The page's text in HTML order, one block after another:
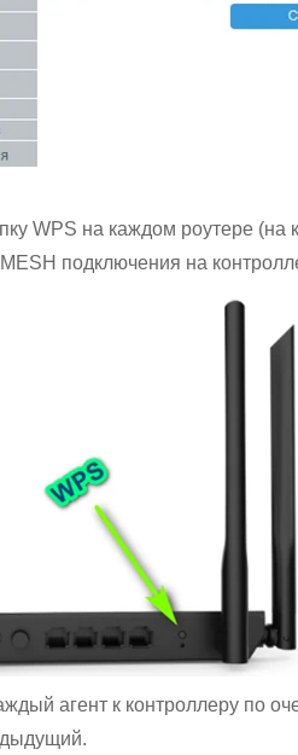
WPS на каждом роутере (на
подключения на
агент к контроллеру по